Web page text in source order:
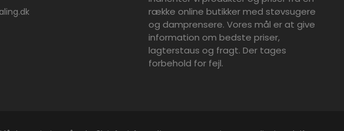
række online butikker med støvsugere
og damprensere. Vores mål er at give
information om bedste priser,
lagterstaus og fragt. Der tages
forbehold for fejl.